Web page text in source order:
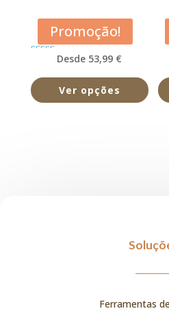
Promoção!
Acana Pacifica
Avaliação
de 5
Desde 53,99 €
Ver opções
Ferramentas